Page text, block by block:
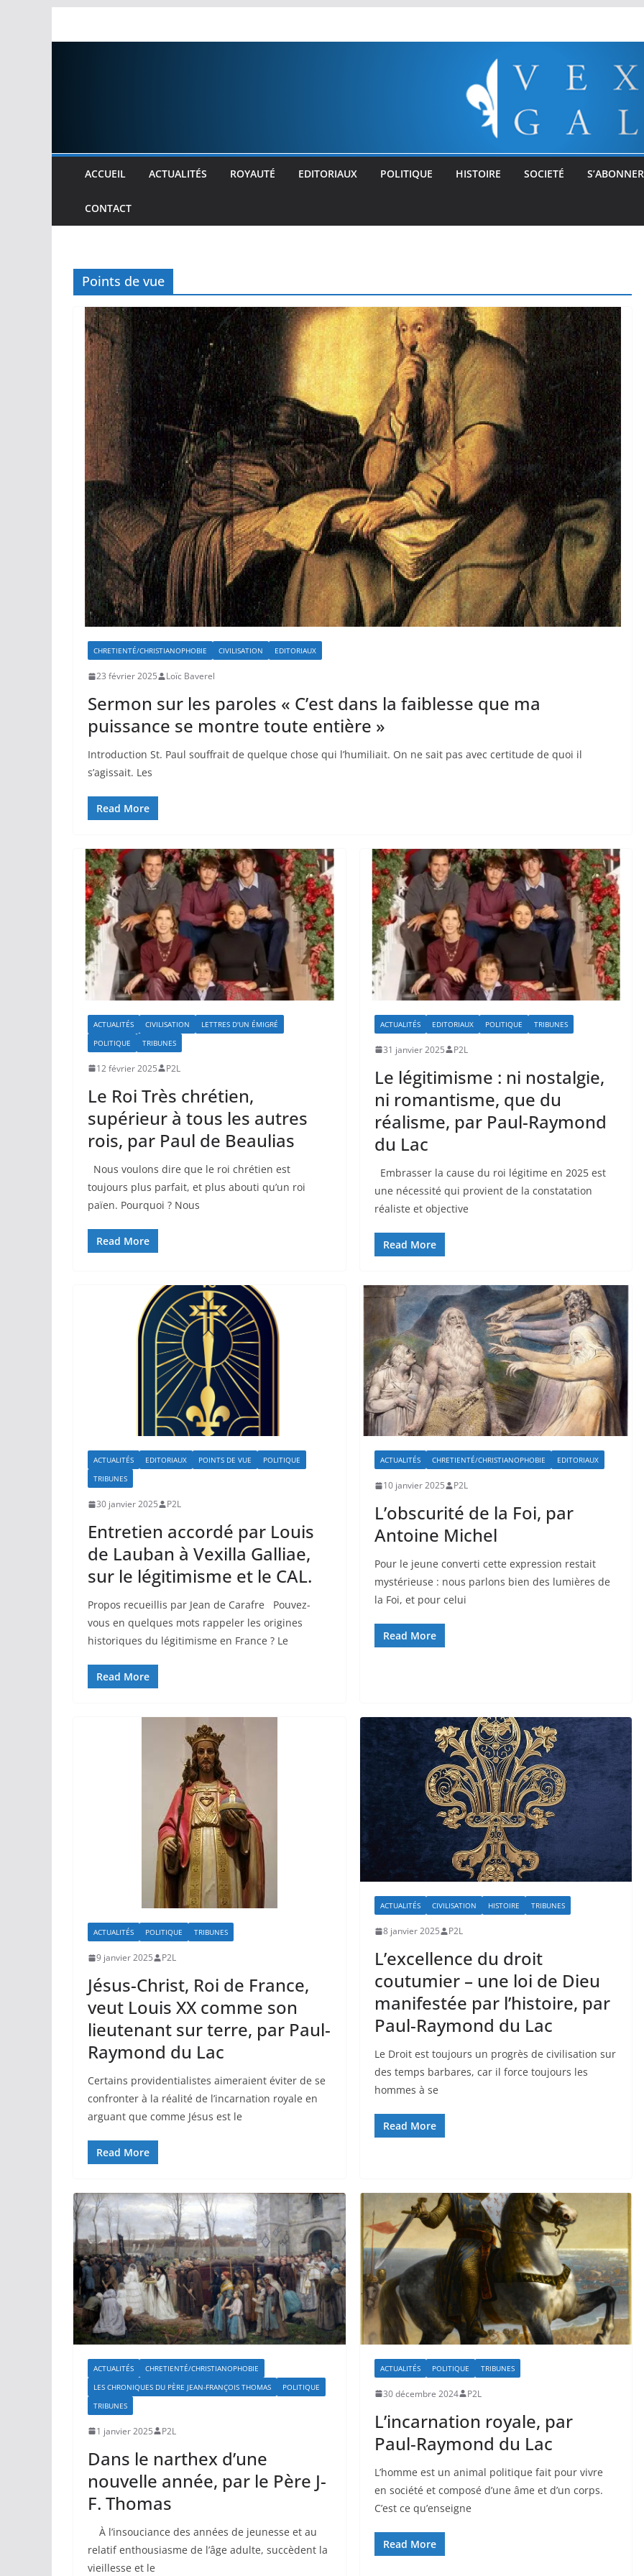
ACCUEIL ACTUALITÉS ROYAUTÉ EDITORIAUX POLITIQUE HISTOIRE SOCIETÉ
CONTACT
Points de vue
CHRETIENTÉ/CHRISTIANOPHOBIE CIVILISATION EDITORIAUX
23 février 2025 Loïc Baverel
Sermon sur les paroles « C’est dans la faiblesse que ma
puissance se montre toute entière »
Introduction St. Paul souffrait de quelque chose qui l’humiliait. On ne sait pas avec certitude de quoi il
s’agissait. Les
Read More
ACTUALITÉS CIVILISATION
LETTRES D'UN ÉMIGRÉ
POLITIQUE
TRIBUNES
12 février 2025 P2L
Le Roi Très chrétien,
supérieur à tous les autres
rois, par Paul de Beaulias
Nous voulons dire que le roi chrétien est
toujours plus parfait, et plus abouti qu’un roi
païen. Pourquoi ? Nous
Read More
ACTUALITÉS EDITORIAUX POLITIQUE TRIBUNES
31 janvier 2025 P2L
Le légitimisme : ni nostalgie,
ni romantisme, que du
réalisme, par Paul-Raymond
du Lac
Embrasser la cause du roi légitime en 2025 est
une nécessité qui provient de la constatation
réaliste et objective
Read More
ACTUALITÉS EDITORIAUX POINTS DE VUE
POLITIQUE
TRIBUNES
30 janvier 2025 P2L
Entretien accordé par Louis
de Lauban à Vexilla Galliae,
sur le légitimisme et le CAL.
Propos recueillis par Jean de Carafre Pouvez-
vous en quelques mots rappeler les origines
historiques du légitimisme en France ? Le
Read More
ACTUALITÉS CHRETIENTÉ/CHRISTIANOPHOBIE EDITORIAUX
10 janvier 2025 P2L
L’obscurité de la Foi, par
Antoine Michel
Pour le jeune converti cette expression restait
mystérieuse : nous parlons bien des lumières de
la Foi, et pour celui
Read More
ACTUALITÉS POLITIQUE TRIBUNES
9 janvier 2025 P2L
Jésus-Christ, Roi de France,
veut Louis XX comme son
lieutenant sur terre, par Paul-
Raymond du Lac
Certains providentialistes aimeraient éviter de se
confronter à la réalité de l’incarnation royale en
arguant que comme Jésus est le
Read More
ACTUALITÉS CIVILISATION HISTOIRE TRIBUNES
8 janvier 2025 P2L
L’excellence du droit
coutumier – une loi de Dieu
manifestée par l’histoire, par
Paul-Raymond du Lac
Le Droit est toujours un progrès de civilisation sur
des temps barbares, car il force toujours les
hommes à se
Read More
ACTUALITÉS
CHRETIENTÉ/CHRISTIANOPHOBIE
LES CHRONIQUES DU PÈRE JEAN-FRANÇOIS THOMAS
POLITIQUE
TRIBUNES
1 janvier 2025 P2L
Dans le narthex d’une
nouvelle année, par le Père J-
F. Thomas
À l’insouciance des années de jeunesse et au
relatif enthousiasme de l’âge adulte, succèdent la
vieillesse et le
ACTUALITÉS POLITIQUE TRIBUNES
30 décembre 2024 P2L
L’incarnation royale, par
Paul-Raymond du Lac
L’homme est un animal politique fait pour vivre
en société et composé d’une âme et d’un corps.
C’est ce qu’enseigne
Read More